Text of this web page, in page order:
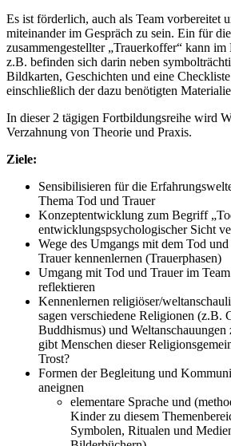
Es ist förderlich, auch als Team vorbereitet
miteinander im Gespräch zu sein. Ein für
zusammengestellter „Trauerkoffer“ kann
z.B. befinden sich darin neben
Bildkarten, Geschichten und eine
einschließlich der dazu benötigten
In dieser 2 tägigen Fortbildungsreihe wird
Verzahnung von Theorie und Praxis.
Ziele:
Sensibilisieren für die
Thema Tod und Trauer
Konzeptentwicklung zum Begriff
entwicklungspsychologischer Sicht
Wege des Umgangs mit dem Tod
Trauer kennenlernen (Trauerphasen)
Umgang mit Tod und Trauer im
reflektieren
Kennenlernen religiöser/
sagen verschiedene Religionen (z.B.
Buddhismus) und Weltanschauungen
gibt Menschen dieser
Trost?
Formen der Begleitung und
aneignen
elementare Sprache und
Kinder zu diesem
Symbolen, Ritualen und